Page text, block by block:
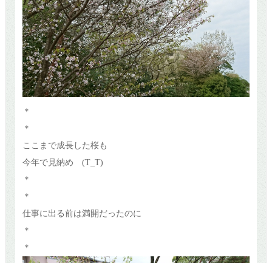
＊
＊
ここまで成長した桜も
今年で見納め (T_T)
＊
＊
仕事に出る前は満開だったのに
＊
＊